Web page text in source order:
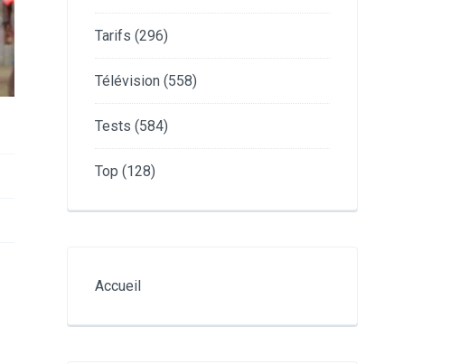
Tarifs (296)
Télévision (558)
Tests (584)
Top (128)
Accueil